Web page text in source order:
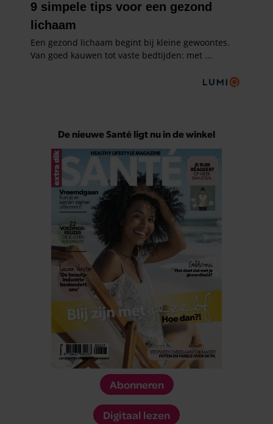
De nieuwe Santé ligt nu in de winkel
Abonneren
Digitaal lezen